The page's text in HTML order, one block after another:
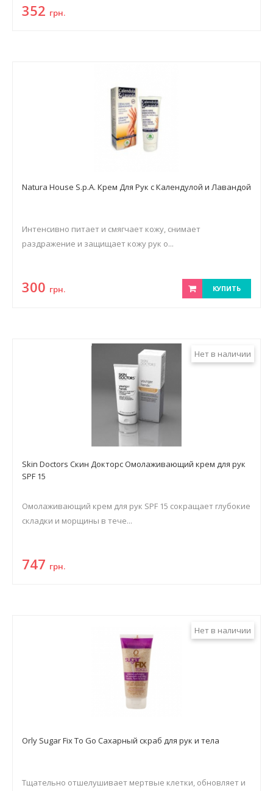
352 грн.
Natura House S.p.A. Крем Для Рук с Календулой и Лавандой
Интенсивно питает и смягчает кожу, снимает
раздражение и защищает кожу рук о...
300 грн. КУПИТЬ
Нет в наличии
Skin Doctors Скин Докторс Омолаживающий крем для рук
SPF 15
Омолаживающий крем для рук SPF 15 сокращает глубокие
складки и морщины в тече...
747 грн.
Нет в наличии
Orly Sugar Fix To Go Сахарный скраб для рук и тела
Тщательно отшелушивает мертвые клетки, обновляет и